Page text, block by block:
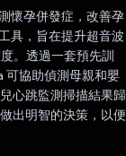
懷孕併發症，改善孕
具，旨在提升超音波
。透過一套預先訓
可協助偵測母親和嬰
心跳監測掃描結果歸
出明智的決策，以便